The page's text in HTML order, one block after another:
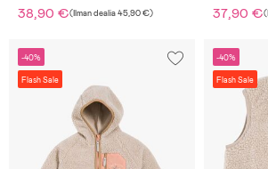
38,90 €(Ilman dealia45,90 €) 37,90 €(
-40%
Flash Sale
-40%
Flash Sale